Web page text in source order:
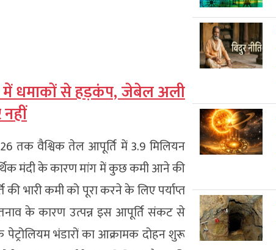
में धमाकों से हड़कंप, जेबेल अली
तक वैश्विक तेल आपूर्ति में 3.9 मिलियन
मंदी के कारण मांग में कुछ कमी आने की
भारी कमी को पूरा करने के लिए पर्याप्त
के कारण उत्पन्न इस आपूर्ति संकट से
भंडारों का आक्रामक दोहन शुरू